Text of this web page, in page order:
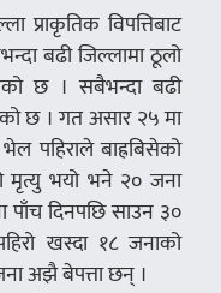
प्राकृतिक विपत्तिबाट
बढी जिल्लामा ठूलो
छ । सबैभन्दा बढी
छ । गत असार २५ मा
पहिराले बाह्रबिसेको
मृत्यु भयो भने २० जना
पाँच दिनपछि साउन ३०
खस्दा १८ जनाको
अझै बेपत्ता छन् ।